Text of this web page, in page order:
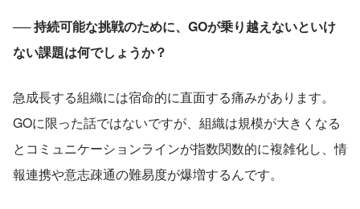
── 持続可能な挑戦のために、GOが乗り越えないといけ
ない課題は何でしょうか？
急成長する組織には宿命的に直面する痛みがあります。
GOに限った話ではないですが、組織は規模が大きくなる
とコミュニケーションラインが指数関数的に複雑化し、情
報連携や意志疎通の難易度が爆増するんです。